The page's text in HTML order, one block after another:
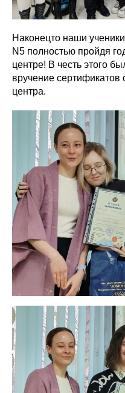
Наконецто наши
N5 полностью пройдя
центре! В честь этого
вручение сертификатов
центра.